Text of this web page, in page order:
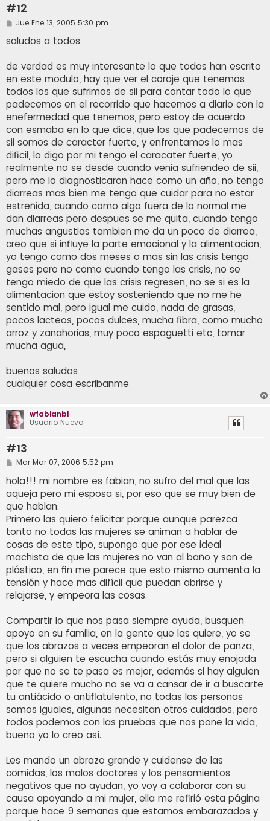
#12
M
n
s
j
e
Jue Ene 13, 2005 5:30 pm
saludos a todos
de verdad es muy interesante lo que todos han escrito
en este modulo, hay que ver el coraje que tenemos
todos los que sufrimos de sii para contar todo lo que
padecemos en el recorrido que hacemos a diario con la
enefermedad que tenemos, pero estoy de acuerdo
con esmaba en lo que dice, que los que padecemos de
sii somos de caracter fuerte, y enfrentamos lo mas
dificil, lo digo por mi tengo el caracater fuerte, yo
realmente no se desde cuando venia sufriendeo de sii,
pero me lo diagnosticaron hace como un año, no tengo
diarreas mas bien me tengo que cuidar para no estar
estreñida, cuando como algo fuera de lo normal me
dan diarreas pero despues se me quita, cuando tengo
muchas angustias tambien me da un poco de diarrea,
creo que si influye la parte emocional y la alimentacion,
yo tengo como dos meses o mas sin las crisis tengo
gases pero no como cuando tengo las crisis, no se
tengo miedo de que las crisis regresen, no se si es la
alimentacion que estoy sosteniendo que no me he
sentido mal, pero igual me cuido, nada de grasas,
pocos lacteos, pocos dulces, mucha fibra, como mucho
arroz y zanahorias, muy poco espaguetti etc, tomar
mucha agua,
buenos saludos
cualquier cosa escribanme
wfabianbl
Usuario Nuevo
#13
M
n
s
a
j
e
Mar Mar 07, 2006 5:52 pm
hola!!! mi nombre es fabian, no sufro del mal que las
aqueja pero mi esposa si, por eso que se muy bien de
que hablan.
Primero las quiero felicitar porque aunque parezca
tonto no todas las mujeres se animan a hablar de
cosas de este tipo, supongo que por ese ideal
machista de que las mujeres no van al baño y son de
plástico, en fin me parece que esto mismo aumenta la
tensión y hace mas difícil que puedan abrirse y
relajarse, y empeora las cosas.
Compartir lo que nos pasa siempre ayuda, busquen
apoyo en su familia, en la gente que las quiere, yo se
que los abrazos a veces empeoran el dolor de panza,
pero si alguien te escucha cuando estás muy enojada
por que no se te pasa es mejor, además si hay alguien
que te quiere mucho no se va a cansar de ir a buscarte
tu antiácido o antiflatulento, no todas las personas
somos iguales, algunas necesitan otros cuidados, pero
todos podemos con las pruebas que nos pone la vida,
bueno yo lo creo así.
Les mando un abrazo grande y cuidense de las
comidas, los malos doctores y los pensamientos
negativos que no ayudan, yo voy a colaborar con su
causa apoyando a mi mujer, ella me refirió esta página
porque hace 9 semanas que estamos embarazados y